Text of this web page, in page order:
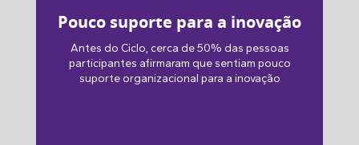
Pouco suporte para a inovação
Antes do Ciclo, cerca de 50% das pessoas
participantes afirmaram que sentiam pouco
suporte organizacional para a inovação